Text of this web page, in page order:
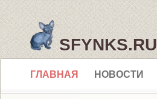
SFYNKS.RU
ГЛАВНАЯ НОВОСТИ